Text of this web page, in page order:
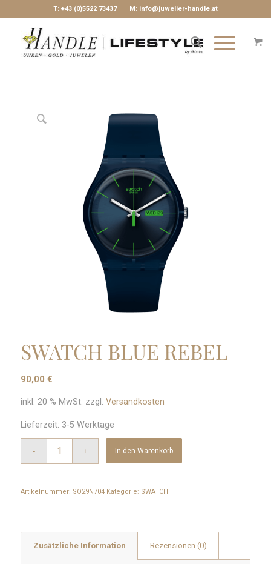
T: +43 (0)5522 73437| M: info@juwelier-handle.at
SWATCH BLUE REBEL
90,00 €
inkl. 20 % MwSt. zzgl. Versandkosten
Lieferzeit: 3-5 Werktage
In den Warenkorb
Artikelnummer: SO29N704 Kategorie: SWATCH
Zusätzliche Information Rezensionen (0)